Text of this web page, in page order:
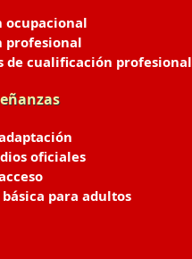
ocupacional
profesional
de cualificación profesional
oficiales
para adultos